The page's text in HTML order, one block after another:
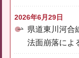
2026年6月29日
県道東川河合
法面崩落によ